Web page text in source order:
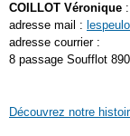
COILLOT Véronique
adresse mail :
adresse courrier :
8 passage Soufflot
Découvrez notre